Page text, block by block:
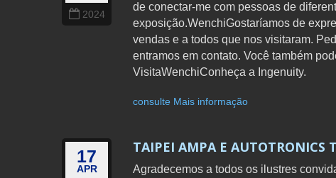
2024
de conectar-me com pessoas de
exposição.WenchiGostaríamos de
vendas e a todos que nos visitaram.
entramos em contato. Você também
VisitaWenchiConheça a Ingenuity.
consulte Mais informação
17
APR
TAIPEI AMPA E AUTOTRONICS
Agradecemos a todos os ilustres